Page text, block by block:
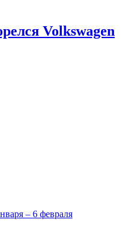
Volkswagen
– 6 февраля